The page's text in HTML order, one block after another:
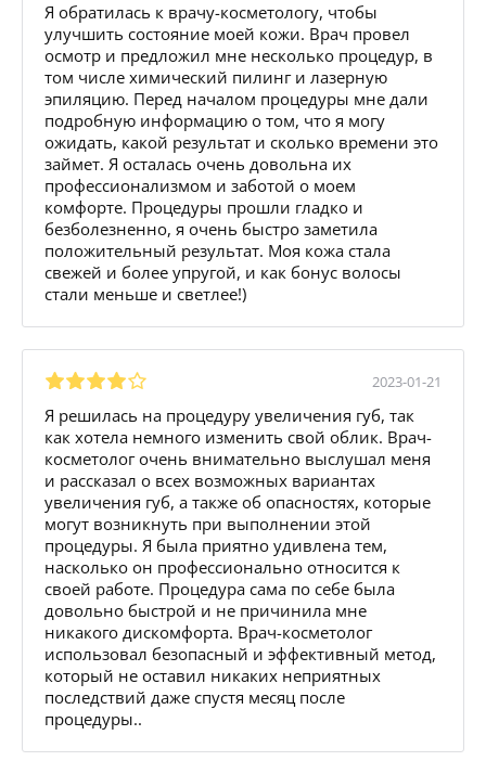
Я обратилась к врачу-косметологу, чтобы
улучшить состояние моей кожи. Врач провел
осмотр и предложил мне несколько процедур, в
том числе химический пилинг и лазерную
эпиляцию. Перед началом процедуры мне дали
подробную информацию о том, что я могу
ожидать, какой результат и сколько времени это
займет. Я осталась очень довольна их
профессионализмом и заботой о моем
комфорте. Процедуры прошли гладко и
безболезненно, я очень быстро заметила
положительный результат. Моя кожа стала
свежей и более упругой, и как бонус волосы
стали меньше и светлее!)
2023-01-21
Я решилась на процедуру увеличения губ, так
как хотела немного изменить свой облик. Врач-
косметолог очень внимательно выслушал меня
и рассказал о всех возможных вариантах
увеличения губ, а также об опасностях, которые
могут возникнуть при выполнении этой
процедуры. Я была приятно удивлена тем,
насколько он профессионально относится к
своей работе. Процедура сама по себе была
довольно быстрой и не причинила мне
никакого дискомфорта. Врач-косметолог
использовал безопасный и эффективный метод,
который не оставил никаких неприятных
последствий даже спустя месяц после
процедуры..